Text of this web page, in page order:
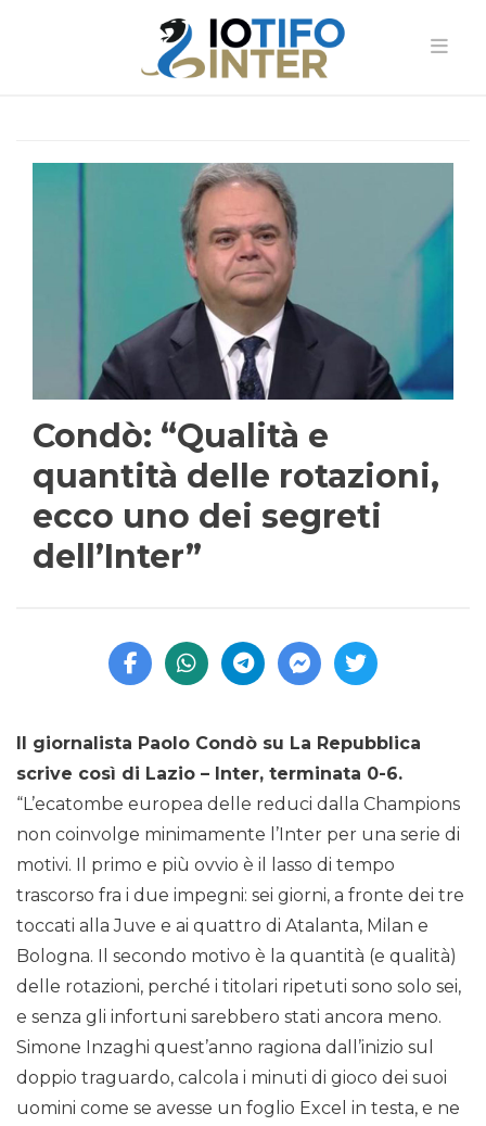
Condò: “Qualità e
quantità delle rotazioni,
ecco uno dei segreti
dell’Inter”
Il giornalista Paolo Condò su La Repubblica
scrive così di Lazio – Inter, terminata 0-6.
“L’ecatombe europea delle reduci dalla Champions
non coinvolge minimamente l’Inter per una serie di
motivi. Il primo e più ovvio è il lasso di tempo
trascorso fra i due impegni: sei giorni, a fronte dei tre
toccati alla Juve e ai quattro di Atalanta, Milan e
Bologna. Il secondo motivo è la quantità (e qualità)
delle rotazioni, perché i titolari ripetuti sono solo sei,
e senza gli infortuni sarebbero stati ancora meno.
Simone Inzaghi quest’anno ragiona dall’inizio sul
doppio traguardo, calcola i minuti di gioco dei suoi
uomini come se avesse un foglio Excel in testa, e ne